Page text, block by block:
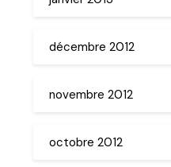
décembre 2012
novembre 2012
octobre 2012